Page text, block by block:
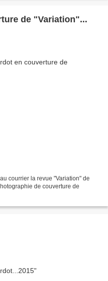
de "Variation"...
courrier la revue "Variation" de
de couverture de